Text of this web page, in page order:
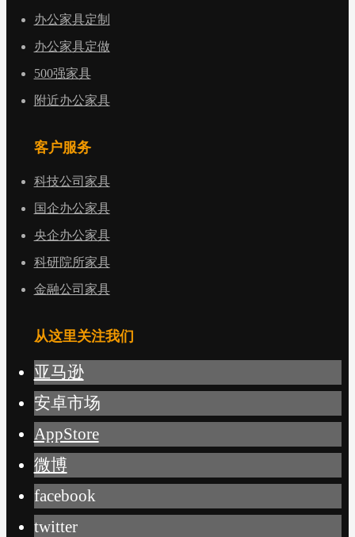
办公家具定制
办公家具定做
500强家具
附近办公家具
客户服务
科技公司家具
国企办公家具
央企办公家具
科研院所家具
金融公司家具
从这里关注我们
亚马逊
安卓市场
AppStore
微博
facebook
twitter